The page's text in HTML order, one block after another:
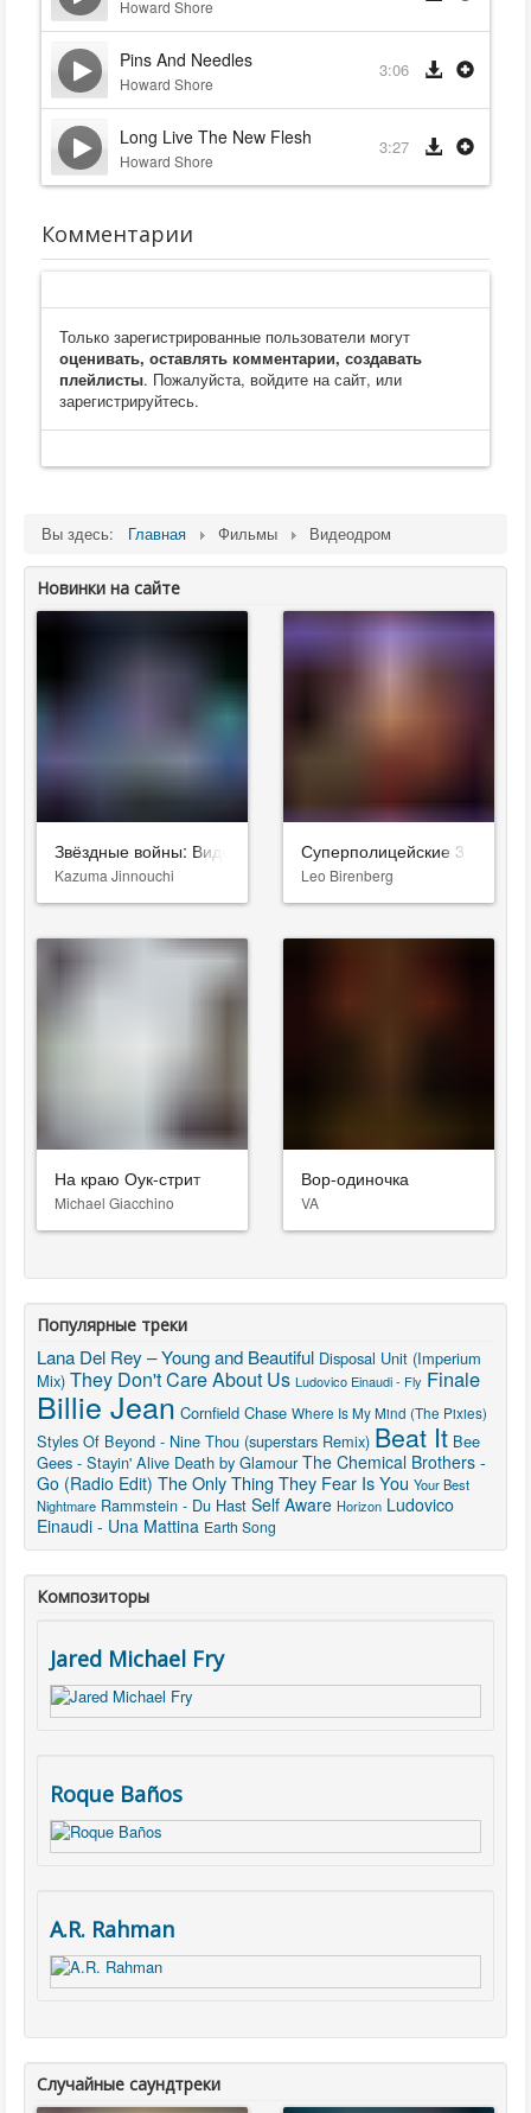
Howard Shore
Pins And Needles
Howard Shore
3:06
Long Live The New Flesh
Howard Shore
3:27
Комментарии
Только зарегистрированные пользователи могут
оценивать, оставлять комментарии, создавать
плейлисты. Пожалуйста, войдите на сайт, или
зарегистрируйтесь.
Вы здесь: Главная Фильмы Видеодром
Новинки на сайте
Звёздные войны: Видения. Девятый джедай
Kazuma Jinnouchi
Суперполицейские 3
Leo Birenberg
На краю Оук-стрит
Michael Giacchino
Вор-одиночка
VA
Популярные треки
Lana Del Rey – Young and Beautiful Disposal Unit (Imperium
Mix) They Don't Care About Us Ludovico Einaudi - Fly Finale
Billie Jean Cornfield Chase Where Is My Mind (The Pixies)
Styles Of Beyond - Nine Thou (superstars Remix) Beat It Bee
Gees - Stayin' Alive Death by Glamour The Chemical Brothers -
Go (Radio Edit) The Only Thing They Fear Is You Your Best
Nightmare Rammstein - Du Hast Self Aware Horizon Ludovico
Einaudi - Una Mattina Earth Song
Композиторы
Jared Michael Fry
Roque Baños
A.R. Rahman
Случайные саундтреки